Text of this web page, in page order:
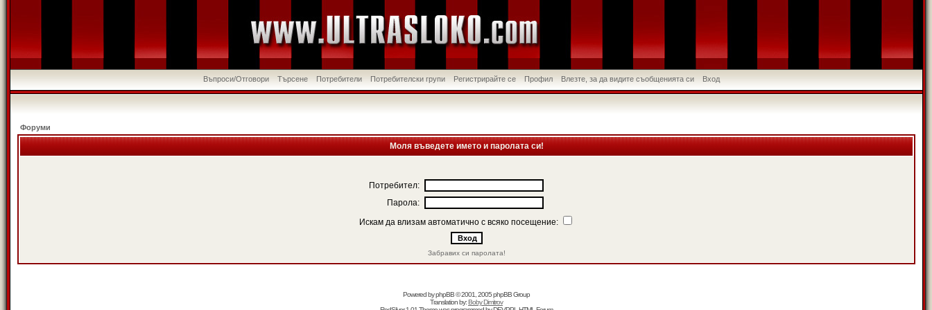
Въпроси/Отговори Търсене Потребители Потребителски групи Регистрирайте се Профил Влезте, за да видите съобщенията си Вход
Форуми
Моля въведете името и паролата си!
Потребител:
Парола:
Искам да влизам автоматично с всяко посещение:
Забравих си паролата!
Powered byphpBB© 2001, 2005 phpBB Group
Translation by:Boby Dimitrov